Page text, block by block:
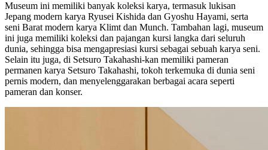
Museum ini memiliki banyak koleksi karya, termasuk lukisan
Jepang modern karya Ryusei Kishida dan Gyoshu Hayami, serta
seni Barat modern karya Klimt dan Munch. Tambahan lagi, museum
ini juga memiliki koleksi dan pajangan kursi langka dari seluruh
dunia, sehingga bisa mengapresiasi kursi sebagai sebuah karya seni.
Selain itu juga, di Setsuro Takahashi-kan memiliki pameran
permanen karya Setsuro Takahashi, tokoh terkemuka di dunia seni
pernis modern, dan menyelenggarakan berbagai acara seperti
pameran dan konser.